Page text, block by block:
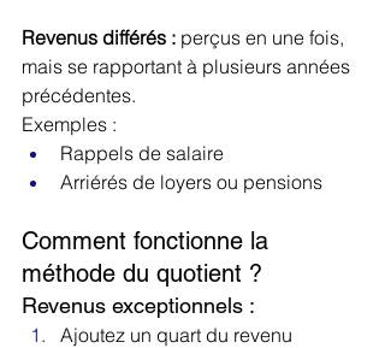
Revenus différés : perçus en une fois,
mais se rapportant à plusieurs années
précédentes.
Exemples :
Rappels de salaire
Arriérés de loyers ou pensions
Comment fonctionne la
méthode du quotient ?
Revenus exceptionnels :
Ajoutez un quart du revenu